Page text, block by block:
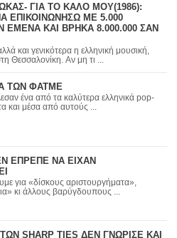
ΓΙΑ ΤΟ ΚΑΛΟ ΜΟΥ(1986):
ΕΠΙΚΟΙΝΩΝΗΣΩ ΜΕ 5.000
8.000.000 ΣΑΝ
και γενικότερα η ελληνική μουσική,
Θεσσαλονίκη. Αν μη τι ...
ΤΩΝ ΦΑΤΜΕ
ένα από τα καλύτερα ελληνικά pop-
και μέσα από αυτούς ...
ΕΠΡΕΠΕ ΝΑ ΕΙΧΑΝ
για «δίσκους αριστουργήματα»,
κι άλλους βαρύγδουπους ...
SHARP TIES ΔΕΝ ΓΝΩΡΙΣΕ ΚΑΙ